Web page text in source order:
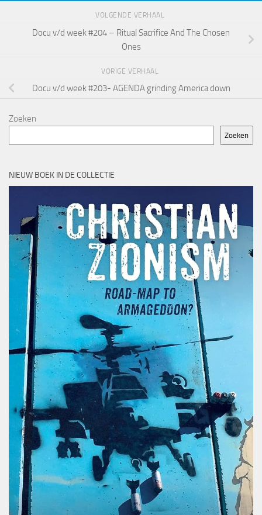
VOLGENDE VERHAAL
Docu v/d week #204 – Ritual Sacrifice And The Chosen
Ones
VORIGE VERHAAL
Docu v/d week #203- AGENDA grinding America down
Zoeken
Zoeken
NIEUW BOEK IN DE COLLECTIE